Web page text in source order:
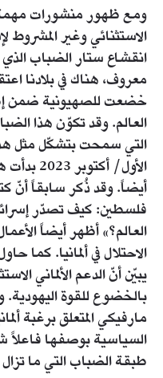
ومع ظهور منشورات مهمة
الاستثنائي وغير المشروط
انقشاع ستار الضباب
معروف، هناك في بلادنا
خضعت للصهيونية ضمن
العالم. وقد تكوّن هذا
الأول/
أيضاً. وقد ذُكر سابقاً أنّ
فلسطين: كيف تصدّر
العالم؟» أظهر أيضاً
الاحتلال في ألمانيا. كما
يبيّن أنّ الدعم الألماني
بالخضوع للقوة اليهودية.
مارفيكي المتعلق برغبة
السياسية بوصفها فاعلاً
طبقة الضباب التي ما